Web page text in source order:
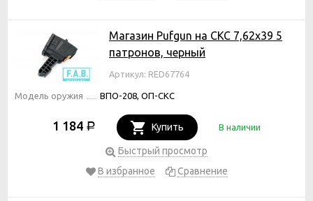
Магазин Pufgun на СКС 7,62х39 5
патронов, черный
Артикул: RED67764
Модель оружия ВПО-208, ОП-СКС
1 184 Р Купить В наличии
Быстрый просмотр
В избранное
Сравнение